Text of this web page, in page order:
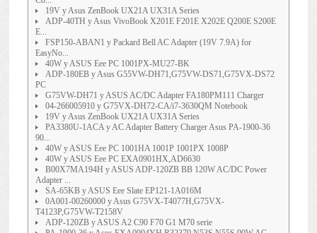
19V y Asus ZenBook UX21A UX31A Series
ADP-40TH y Asus VivoBook X201E F201E X202E Q200E S200E
E...
FSP150-ABAN1 y Packard Bell AC Adapter (19V 7.9A) for
EasyNo...
40W y ASUS Eee PC 1001PX-MU27-BK
ADP-180EB y Asus G55VW-DH71,G75VW-DS71,G75VX-DS72
PC
G75VW-DH71 y ASUS AC/DC Adapter FA180PM111 Charger
04-266005910 y G75VX-DH72-CA/i7-3630QM Notebook
19V y Asus ZenBook UX21A UX31A Series
PA3380U-1ACA y AC Adapter Battery Charger Asus PA-1900-36
90...
40W y ASUS Eee PC 1001HA 1001P 1001PX 1008P
40W y ASUS Eee PC EXA0901HX,AD6630
B00X7MA194H y ASUS ADP-120ZB BB 120W AC/DC Power
Adapter ...
SA-65KB y ASUS Eee Slate EP121-1A016M
0A001-00260000 y Asus G75VX-T4077H,G75VX-
T4123P,G75VW-T2158V
ADP-120ZB y ASUS A2 C90 F70 G1 M70 serie